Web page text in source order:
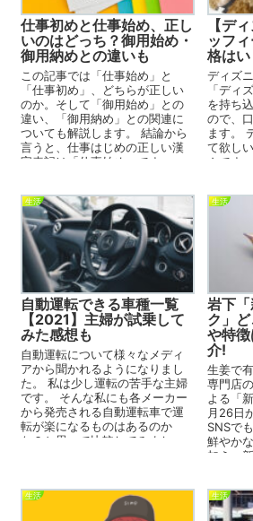
仕事初めと仕事始め、正し
いのはどっち？御用始め・
御用納めとの違いも
この記事では「仕事始め」と
「仕事初め」、どちらが正しい
のか。そして「御用始め」との
違い、「御用納め」との関連に
ついても解説します。 結論から
言うと、仕事はじめの正しい漢
字表記は「仕事始め」です。
【デ
ッフ
格は
ディズ
「ディ
を持ち
ので、
ます。
て欲し
んです
生活
自動運転できる車種一覧
【2021】主婦が試乗して
みた感想も
自動運転について様々なメディ
アから聞かれるようになりまし
た。 私は少し運転の苦手な主婦
です。 そんな私にも各メーカー
から発売される自動運転車で運
転が楽になるものはあるのか
な？と思って比較してみまし
生活
岩下
ク」
や特
介!
生姜で
専門店
よる「
月26日
SNSで
鮮やか
加え、
生活 生活